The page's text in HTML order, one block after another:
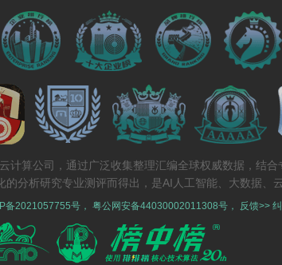
算公司，通过广泛收集整理汇编全球权威数据，结
分析研究专业测评而得出，是AI人工智能、大数据、
备2021057755号 ， 粤公网安备44030002011308号 ， 反馈>>